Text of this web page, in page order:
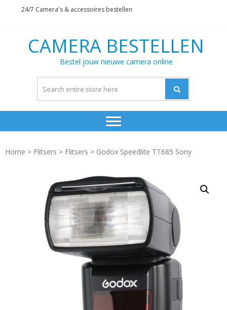
24/7 Camera's & accessoires bestellen
CAMERA BESTELLEN
Bestel jouw nieuwe camera online
Home > Flitsers > Flitsers > Godox Speedlite TT685 Sony